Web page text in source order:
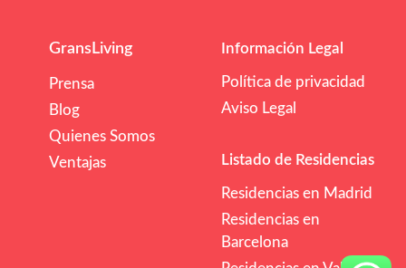
GransLiving
Prensa
Blog
Quienes Somos
Ventajas
Información Legal
Política de privacidad
Aviso Legal
Listado de Residencias
Residencias en Madrid
Residencias en
Barcelona